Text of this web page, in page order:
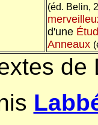
(éd. Belin,
d'une
Anneaux
de